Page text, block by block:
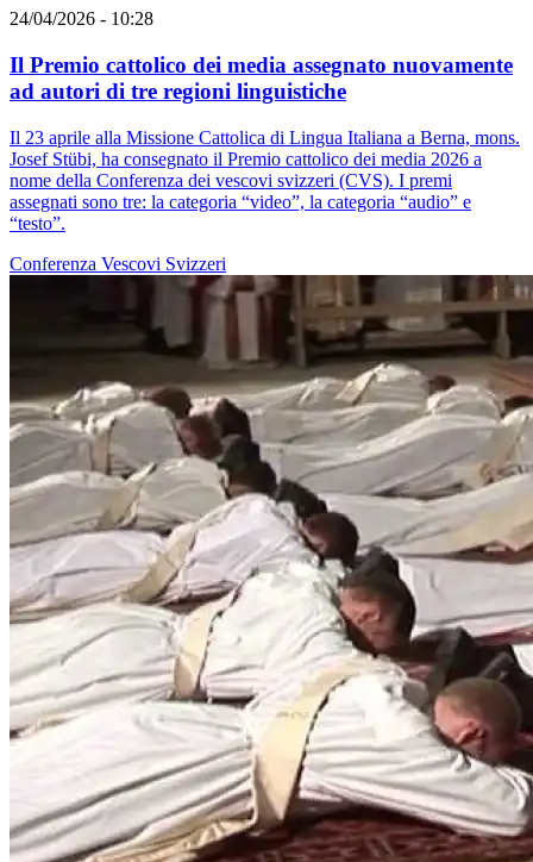
24/04/2026 - 10:28
Il Premio cattolico dei media assegnato nuovamente
ad autori di tre regioni linguistiche
Il 23 aprile alla Missione Cattolica di Lingua Italiana a Berna, mons.
Josef Stübi, ha consegnato il Premio cattolico dei media 2026 a
nome della Conferenza dei vescovi svizzeri (CVS). I premi
assegnati sono tre: la categoria “video”, la categoria “audio” e
“testo”.
Conferenza Vescovi Svizzeri